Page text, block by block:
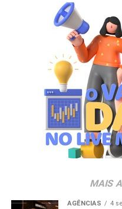
MAIS
AGÊNCIAS 4